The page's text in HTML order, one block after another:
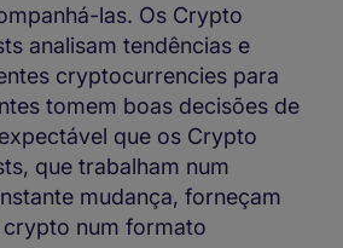
las. Os Crypto
analisam tendências e
cryptocurrencies para
tomem boas decisões de
que os Crypto
que trabalham num
mudança, forneçam
num formato